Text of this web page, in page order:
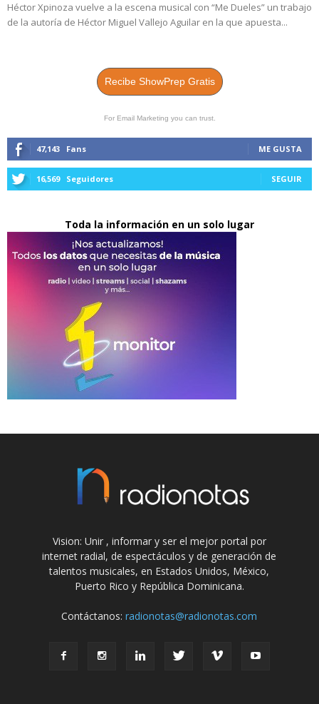
Héctor Xpinoza vuelve a la escena musical con “Me Dueles” un trabajo
de la autoría de Héctor Miguel Vallejo Aguilar en la que apuesta...
Recibe ShowPrep Gratis
For Email Marketing you can trust.
47,143 Fans ME GUSTA
16,569 Seguidores SEGUIR
Toda la información en un solo lugar
Vision: Unir , informar y ser el mejor portal por
internet radial, de espectáculos y de generación de
talentos musicales, en Estados Unidos, México,
Puerto Rico y República Dominicana.
Contáctanos:radionotas@radionotas.com